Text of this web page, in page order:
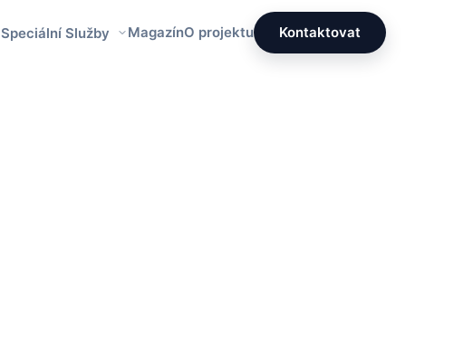
Speciální Služby MagazínO projektu Kontaktovat